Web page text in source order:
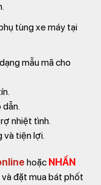
tùng xe máy tại
mẫu mã cho
dẫn.
nhiệt tình.
và tiện lợi.
hoặc NHẤN
đặt mua bát phốt